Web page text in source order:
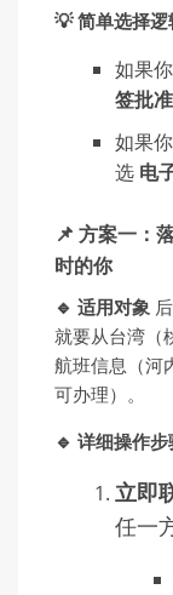
💡 简单选择逻
如果
签批
如果
选 电
📌 方案一：
时的你
🔹 适用对象
就要从台湾（
航班信息（河
可办理）。
🔹 详细操作步
立即
任一